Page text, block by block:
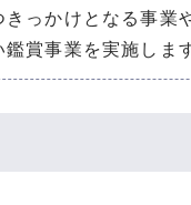
っかけとなる事業
賞事業を実施しま